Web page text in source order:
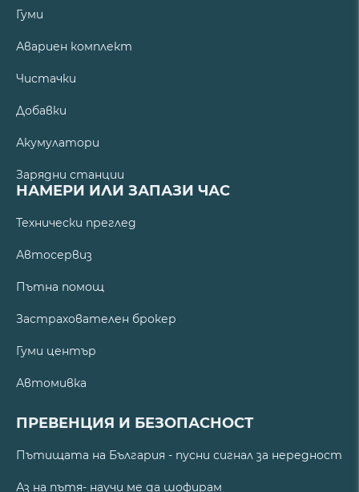
Гуми
Авариен комплект
Чистачки
Добавки
Акумулатори
Зарядни станции
НАМЕРИ ИЛИ ЗАПАЗИ ЧАС
Технически преглед
Автосервиз
Пътна помощ
Застрахователен брокер
Гуми център
Автомивка
ПРЕВЕНЦИЯ И БЕЗОПАСНОСТ
Пътищата на България - пусни сигнал за нередност
Аз на пътя- научи ме да шофирам